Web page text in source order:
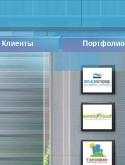
Клиенты Портфолио